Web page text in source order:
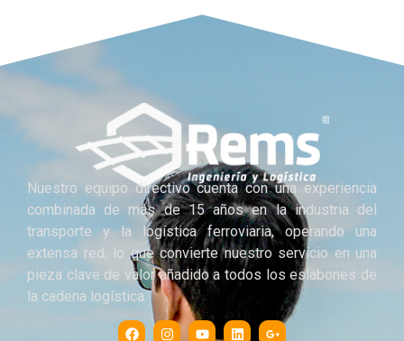
Nuestro equipo directivo cuenta con una experiencia
combinada de más de 15 años en la industria del
transporte y la logística ferroviaria, operando una
extensa red, lo que convierte nuestro servicio en una
pieza clave de valor añadido a todos los eslabones de
la cadena logística.